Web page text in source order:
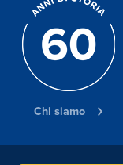
Chi siamo